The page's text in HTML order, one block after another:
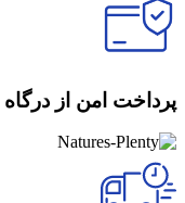
پرداخت امن از درگاه